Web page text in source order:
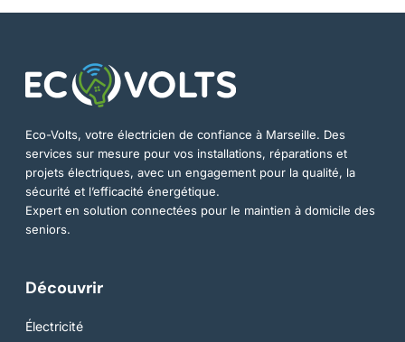
Eco-Volts, votre électricien de confiance à Marseille. Des
services sur mesure pour vos installations, réparations et
projets électriques, avec un engagement pour la qualité, la
sécurité et l’efficacité énergétique.
Expert en solution connectées pour le maintien à domicile des
seniors.
Découvrir
Électricité